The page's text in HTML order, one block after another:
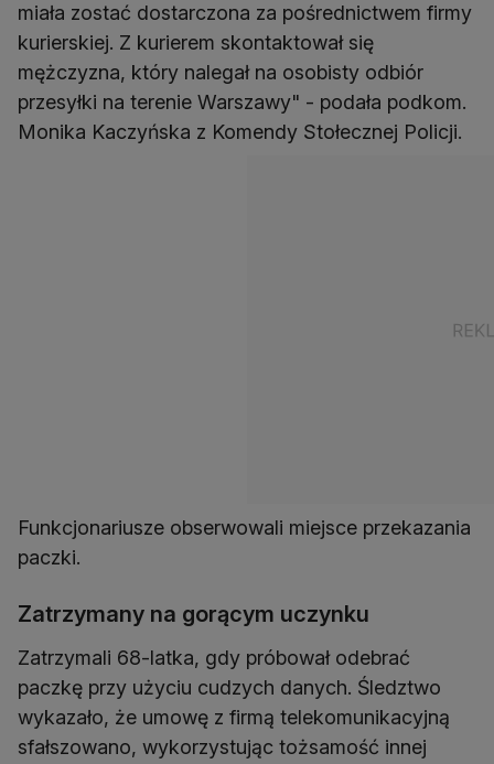
miała zostać dostarczona za pośrednictwem firmy
kurierskiej. Z kurierem skontaktował się
mężczyzna, który nalegał na osobisty odbiór
przesyłki na terenie Warszawy" - podała podkom.
Monika Kaczyńska z Komendy Stołecznej Policji.
Funkcjonariusze obserwowali miejsce przekazania
paczki.
Zatrzymany na gorącym uczynku
Zatrzymali 68-latka, gdy próbował odebrać
paczkę przy użyciu cudzych danych. Śledztwo
wykazało, że umowę z firmą telekomunikacyjną
sfałszowano, wykorzystując tożsamość innej